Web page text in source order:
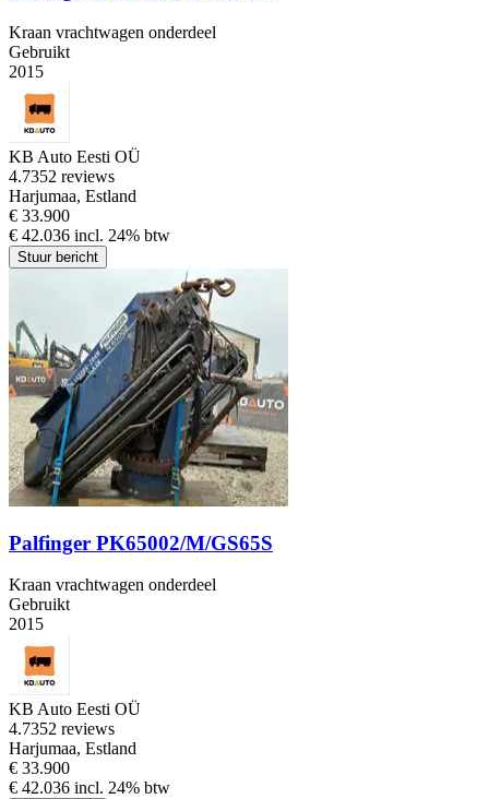
Kraan vrachtwagen onderdeel
Gebruikt
2015
KB Auto Eesti OÜ
4.7352 reviews
Harjumaa, Estland
€ 33.900
€ 42.036 incl. 24% btw
Stuur bericht
Palfinger PK65002/M/GS65S
Kraan vrachtwagen onderdeel
Gebruikt
2015
KB Auto Eesti OÜ
4.7352 reviews
Harjumaa, Estland
€ 33.900
€ 42.036 incl. 24% btw